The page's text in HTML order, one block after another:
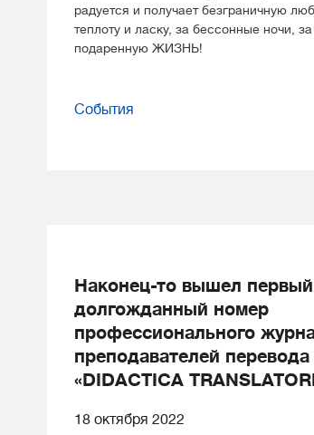
радуется и получает безграничную
теплоту и ласку, за бессонные ночи,
подаренную ЖИЗНЬ!
События
Наконец-то вышел первый
долгожданный номер
профессионального
преподавателей перевода
«DIDACTICA
18 октября 2022